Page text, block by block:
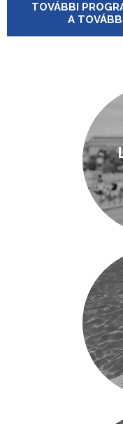
TOVÁBBI
A